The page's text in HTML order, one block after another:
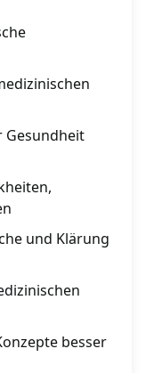
Gesundheit
und Klärung
besser